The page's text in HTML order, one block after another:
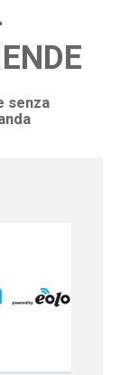
senza